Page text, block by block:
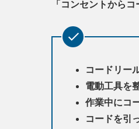
「コンセントからコ
コードリー
電動工具を
作業中にコ
コードを引